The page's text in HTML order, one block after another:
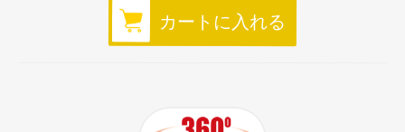
カートに入れる